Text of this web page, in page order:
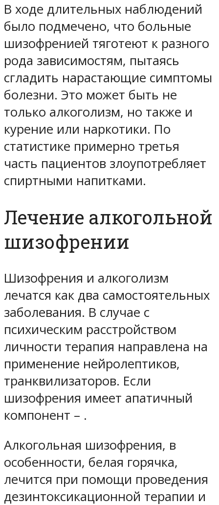
В ходе длительных наблюдений
было подмечено, что больные
шизофренией тяготеют к разного
рода зависимостям, пытаясь
сгладить нарастающие симптомы
болезни. Это может быть не
только алкоголизм, но также и
курение или наркотики. По
статистике примерно третья
часть пациентов злоупотребляет
спиртными напитками.
Лечение алкогольной
шизофрении
Шизофрения и алкоголизм
лечатся как два самостоятельных
заболевания. В случае с
психическим расстройством
личности терапия направлена на
применение нейролептиков,
транквилизаторов. Если
шизофрения имеет апатичный
компонент – .
Алкогольная шизофрения, в
особенности, белая горячка,
лечится при помощи проведения
дезинтоксикационной терапии и